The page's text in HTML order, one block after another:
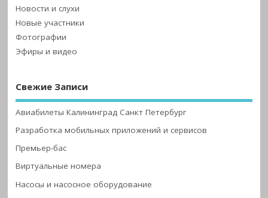
Новости и слухи
Новые участники
Фотографии
Эфиры и видео
Свежие Записи
Авиабилеты Калининград Санкт Петербург
Разработка мобильных приложений и сервисов
Премьер-бас
Виртуальные номера
Насосы и насосное оборудование